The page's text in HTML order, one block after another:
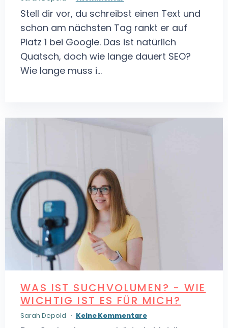
Stell dir vor, du schreibst einen Text und
schon am nächsten Tag rankt er auf
Platz 1 bei Google. Das ist natürlich
Quatsch, doch wie lange dauert SEO?
Wie lange muss i...
WAS IST SUCHVOLUMEN? - WIE
WICHTIG IST ES FÜR MICH?
Sarah Depold Keine Kommentare